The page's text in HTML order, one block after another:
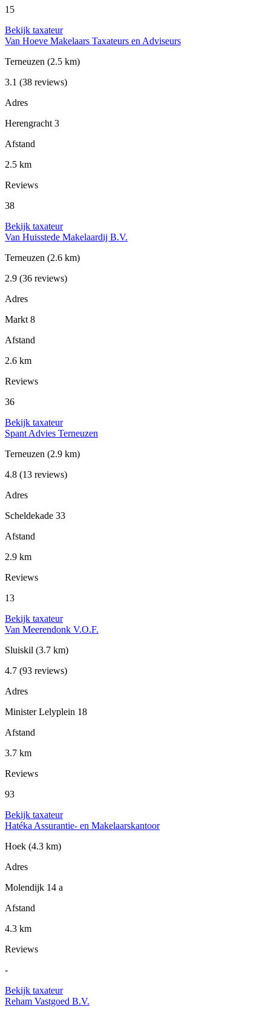
15
Bekijk taxateur
Van Hoeve Makelaars Taxateurs en Adviseurs
Terneuzen (2.5 km)
3.1 (38 reviews)
Adres
Herengracht 3
Afstand
2.5 km
Reviews
38
Bekijk taxateur
Van Huisstede Makelaardij B.V.
Terneuzen (2.6 km)
2.9 (36 reviews)
Adres
Markt 8
Afstand
2.6 km
Reviews
36
Bekijk taxateur
Spant Advies Terneuzen
Terneuzen (2.9 km)
4.8 (13 reviews)
Adres
Scheldekade 33
Afstand
2.9 km
Reviews
13
Bekijk taxateur
Van Meerendonk V.O.F.
Sluiskil (3.7 km)
4.7 (93 reviews)
Adres
Minister Lelyplein 18
Afstand
3.7 km
Reviews
93
Bekijk taxateur
Hatéka Assurantie- en Makelaarskantoor
Hoek (4.3 km)
Adres
Molendijk 14 a
Afstand
4.3 km
Reviews
-
Bekijk taxateur
Reham Vastgoed B.V.